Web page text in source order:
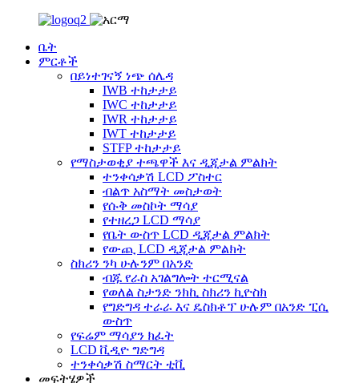
ቤት
ምርቶች
በይነተገናኝ ነጭ ሰሌዳ
IWB ተከታታይ
IWC ተከታታይ
IWR ተከታታይ
IWT ተከታታይ
STFP ተከታታይ
የማስታወቂያ ተጫዋች እና ዲጂታል ምልክት
ተንቀሳቃሽ LCD ፖስተር
ብልጥ አስማት መስታወት
የሱቅ መስኮት ማሳያ
የተዘረጋ LCD ማሳያ
የቤት ውስጥ LCD ዲጂታል ምልክት
የውጪ LCD ዲጂታል ምልክት
ስክሪን ንካ ሁሉንም በአንድ
ብጁ የራስ አገልግሎት ተርሚናል
የወለል ስታንድ ንክኪ ስክሪን ኪዮስክ
የግድግዳ ተራራ እና ዴስክቶፕ ሁሉም በአንድ ፒሲ
ውስጥ
የፍሬም ማሳያን ክፈት
LCD ቪዲዮ ግድግዳ
ተንቀሳቃሽ ስማርት ቲቪ
መፍትሄዎች